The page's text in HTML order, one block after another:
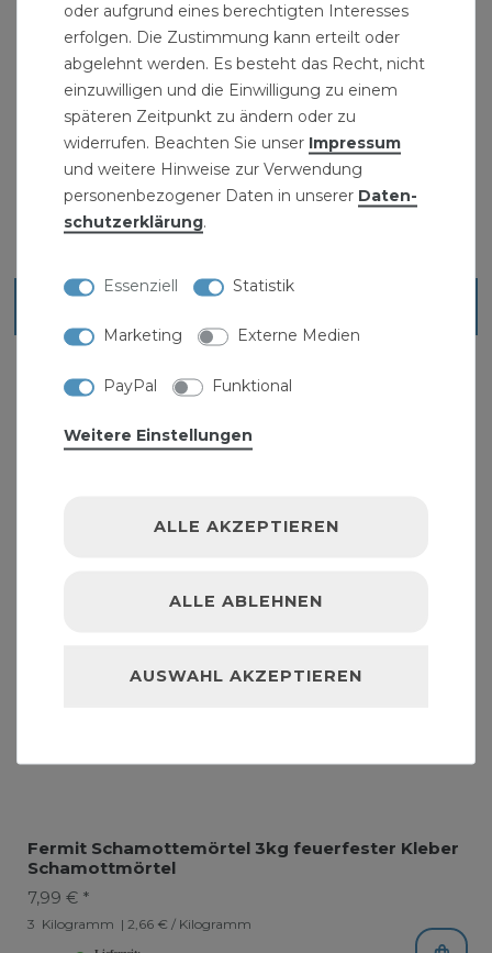
Nr.: 11723 - Hersteller-Nr.: F59258
" >Heizung und eine
Fermit Schamottemörtel 3kg feuerfester Kleber
Schamottmörtel
7,99 € *
3 Kilogramm | 2,66 € / Kilogramm
oder aufgrund eines berechtigten Interesses
erfolgen. Die Zustimmung kann erteilt oder
abgelehnt werden. Es besteht das Recht, nicht
einzuwilligen und die Einwilligung zu einem
späteren Zeitpunkt zu ändern oder zu
widerrufen. Beachten Sie unser Impressum
und weitere Hinweise zur Verwendung
personenbezogener Daten in unserer Daten­
schutz­erklärung.
Essenziell Statistik
Marketing Externe Medien
PayPal Funktional
Weitere Einstellungen
ALLE AKZEPTIEREN
ALLE ABLEHNEN
AUSWAHL AKZEPTIEREN